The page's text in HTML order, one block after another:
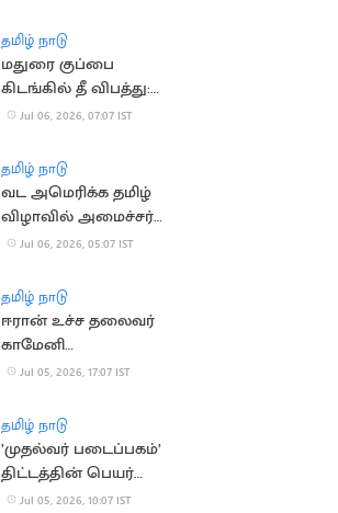
ஹெலிகாப்டர்
தமிழ் நாடு
மதுரை குப்பை
கிடங்கில் தீ விபத்து:
இரண்டாம் நாளாக புகை
Jul 06, 2026, 07:07 IST
தமிழ் நாடு
வட அமெரிக்க தமிழ்
விழாவில் அமைச்சர்
ராஜ்மோகன் பங்கேற்பு
Jul 06, 2026, 05:07 IST
தமிழ் நாடு
ஈரான் உச்ச தலைவர்
காமேனி
இறுதிச்சடங்கில் 2 கோடி
Jul 05, 2026, 17:07 IST
தமிழ் நாடு
’முதல்வர் படைப்பகம்’
திட்டத்தின் பெயர்
மாற்றம்?
Jul 05, 2026, 10:07 IST